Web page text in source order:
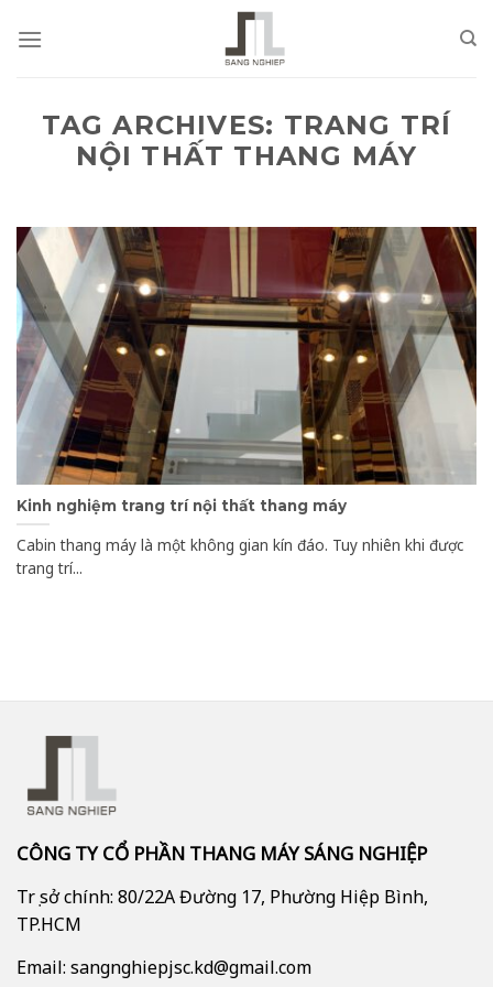
TAG ARCHIVES: TRANG TRÍ
NỘI THẤT THANG MÁY
Kinh nghiệm trang trí nội thất thang máy
Cabin thang máy là một không gian kín đáo. Tuy nhiên khi được
trang trí...
CÔNG TY CỔ PHẦN THANG MÁY SÁNG NGHIỆP
Trụ sở chính: 80/22A Đường 17, Phường Hiệp Bình,
TP.HCM
Email: sangnghiepjsc.kd@gmail.com